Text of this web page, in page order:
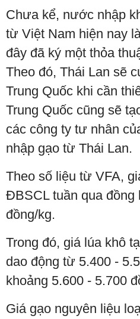
Chưa kể, nước nhập
từ Việt Nam hiện nay
đây đã ký một thỏa
Theo đó, Thái Lan sẽ
Trung Quốc khi cần
Trung Quốc cũng sẽ
các công ty tư nhân
nhập gạo từ Thái Lan.
Theo số liệu từ VFA,
ĐBSCL tuần qua đồng
đồng/kg.
Trong đó, giá lúa khô
dao động từ 5.400 -
khoảng 5.600 - 5.700
Giá gạo nguyên liệu